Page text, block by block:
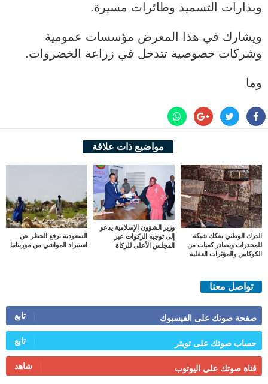
وبذارات التسميد وطائرات مسيرة.
ويشارك في هذا المعرض مؤسسات عمومية
وشركات خصوصية تتدخل في زراعة الخضروات.
وما
مواضيع ذات علاقة
الدرك الوطني يفكك شبكة
للمخدرات ويصادر كميات من
الكوكايين والمؤثرات العقلية
وزير الشؤون الإسلامية يدعو
إلى توجيه الزكوات عبر
المجلس الأعلى للزكاة
السعودية ترفع الحظر عن
استيراد المواشي من موريتانيا
تواصل معنا
صفحة صوتك على الفيسبوك تابع
حساب صوتك على تويتر تابع
قناة صوتك على اليوتوب شاهد